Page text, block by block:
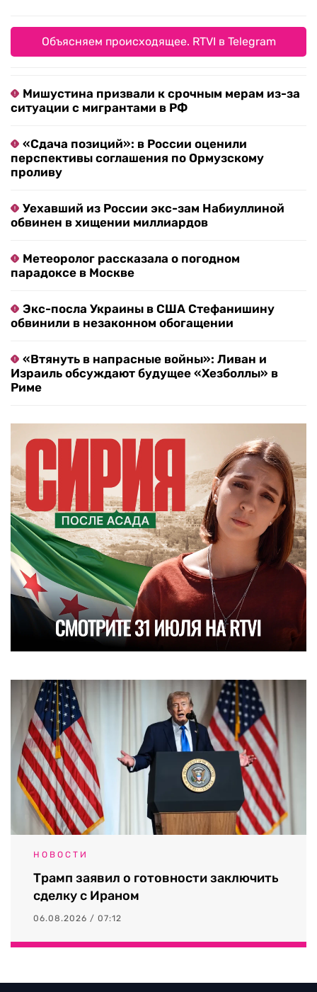
Объясняем происходящее. RTVI в Telegram
Мишустина призвали к срочным мерам из-за
ситуации с мигрантами в РФ
«Сдача позиций»: в России оценили
перспективы соглашения по Ормузскому
проливу
Уехавший из России экс-зам Набиуллиной
обвинен в хищении миллиардов
Метеоролог рассказала о погодном
парадоксе в Москве
Экс-посла Украины в США Стефанишину
обвинили в незаконном обогащении
«Втянуть в напрасные войны»: Ливан и
Израиль обсуждают будущее «Хезболлы» в
Риме
НОВОСТИ
Трамп заявил о готовности заключить
сделку с Ираном
06.08.2026 / 07:12